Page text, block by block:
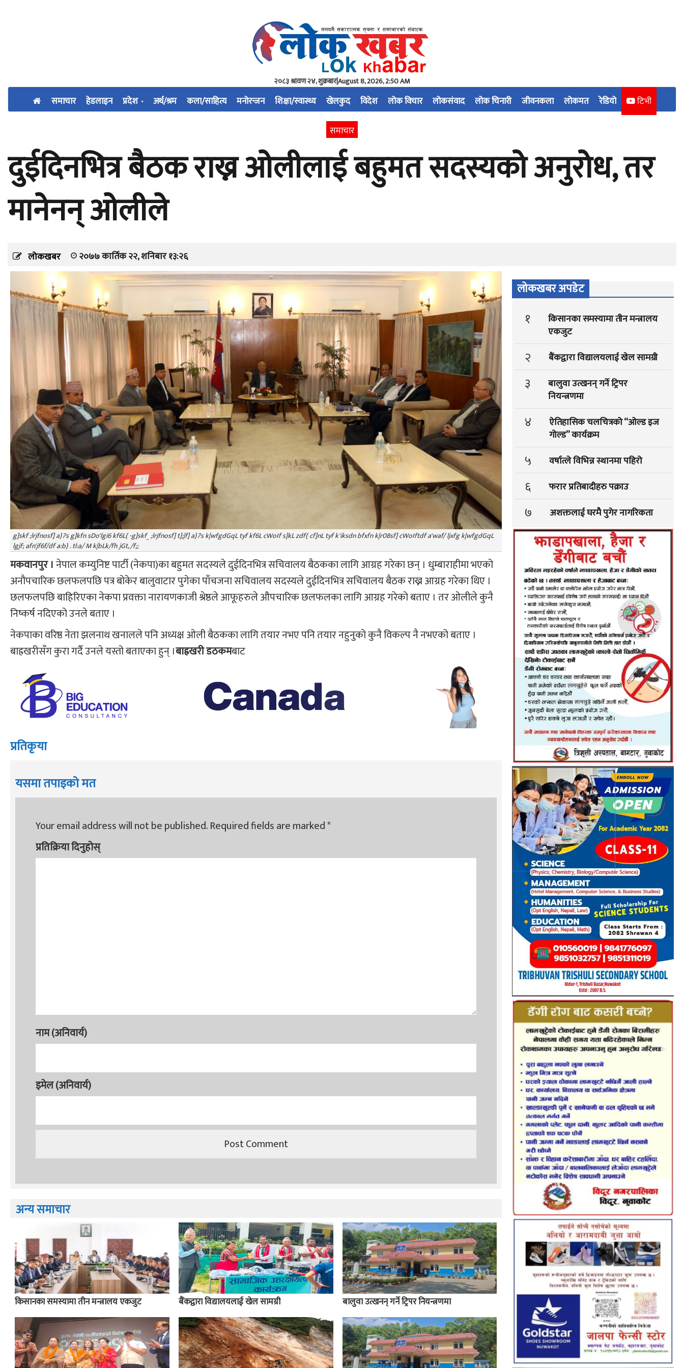
२०८३ श्रावण २४, शुक्रबार|August 8, 2026, 2:50 AM
समाचार हेडलाइन प्रदेश अर्थ/श्रम कला/साहित्य मनोरन्जन शिक्षा/स्वास्थ्य खेलकुद विदेश लोक विचार लोकसंवाद लोक चिनारी जीवनकला लोकमत रेडियो टिभी
समाचार
दुईदिनभित्र बैठक राख्न ओलीलाई बहुमत सदस्यको अनुरोध, तर
मानेनन् ओलीले
लोकखबर २०७७ कार्तिक २२, शनिबार १३:२६
g]skf ;lrjfnosf] a}7s g]kfn sDo'lgi6 kf6L{ -g]skf_ ;lrjfnosf] t];|f] a}7s k|wfgdGqL tyf kf6L cWoIf s]kL zdf{ cf]nL tyf k'iksdn bfxfn k|r08sf] cWoIftdf a'waf/ ljxfg k|wfgdGqL
lgjf; afn'jf6f/df a:b} . tl:a/ M k|bLk/fh jGt, /f;;
मकवानपुर ।नेपाल कम्युनिष्ट पार्टी (नेकपा)का बहुमत सदस्यले दुईदिनभित्र सचिवालय बैठकका लागि आग्रह गरेका छन् । धुम्बाराहीमा भएको
अनौपचारिक छलफलपछि पत्र बोकेर बालुवाटार पुगेका पाँचजना सचिवालय सदस्यले दुईदिनभित्र सचिवालय बैठक राख्न आग्रह गरेका थिए ।
छलफलपछि बाहिरिएका नेकपा प्रवक्ता नारायणकाजी श्रेष्ठले आफूहरुले औपचारिक छलफलका लागि आग्रह गरेको बताए । तर ओलीले कुनै
निष्कर्ष नदिएको उनले बताए ।
नेकपाका वरिष्ठ नेता झलनाथ खनालले पनि अध्यक्ष ओली बैठकका लागि तयार नभए पनि तयार नहुनुको कुनै विकल्प नै नभएको बताए ।
बाह्रखरीसँग कुरा गर्दै उनले यस्तो बताएका हुन् ।बाह्रखरी डठकमबाट
प्रतिकृया
यसमा तपाइको मत
Your email address will not be published.Required fields are marked*
प्रतिक्रिया दिनुहोस्
नाम (अनिवार्य)
इमेल (अनिवार्य)
अन्य समाचार
किसानका समस्यामा तीन मन्त्रालय एकजुट बैंकद्वारा विद्यालयलाई खेल सामग्री बालुवा उत्खनन् गर्ने ट्रिपर नियन्त्रणमा
लोकखबर अपडेट
१
किसानका समस्यामा तीन मन्त्रालय
एकजुट
२ बैंकद्वारा विद्यालयलाई खेल सामग्री
३
बालुवा उत्खनन् गर्ने ट्रिपर
नियन्त्रणमा
४
ऐतिहासिक चलचित्रको “ओल्ड इज
गोल्ड” कार्यक्रम
५ वर्षात्ले विभिन्न स्थानमा पहिरो
६ फरार प्रतिबादीहरु पक्राउ
७ अशक्तलाई घरमै पुगेर नागरिकता